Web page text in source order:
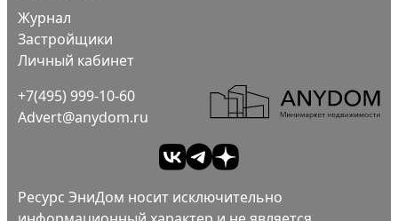
Журнал
Застройщики
Личный кабинет
+7(495) 999-10-60
Advert@anydom.ru
Ресурс ЭниДом носит исключительно